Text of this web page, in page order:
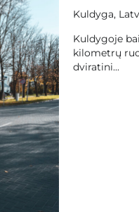
Kuldyga,
Kuldygoje
kilometrų
dviratini...